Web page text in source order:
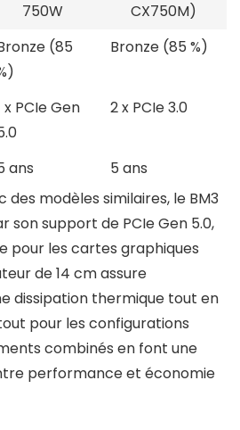
750W
CX750M)
(85
Bronze (85 %)
x PCIe Gen
2 x PCIe 3.0
ans
5 ans
des modèles similaires, le BM3
son support de PCIe Gen 5.0,
pour les cartes graphiques
de 14 cm assure
dissipation thermique tout en
pour les configurations
combinés en font une
performance et économie